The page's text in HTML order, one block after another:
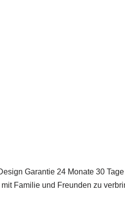
Garantie 24 Monate 30
Familie und Freunden zu